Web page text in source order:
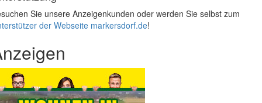
Sie unsere Anzeigenkunden oder werden Sie selbst zum
der Webseite markersdorf.de!